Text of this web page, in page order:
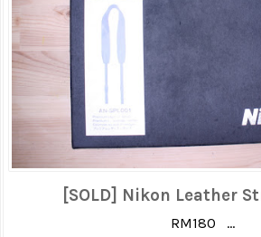
[SOLD] Nikon Leather
RM180 ...